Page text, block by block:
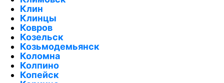
Клин
Клинцы
Ковров
Козельск
Козьмодемьянск
Коломна
Колпино
Копейск